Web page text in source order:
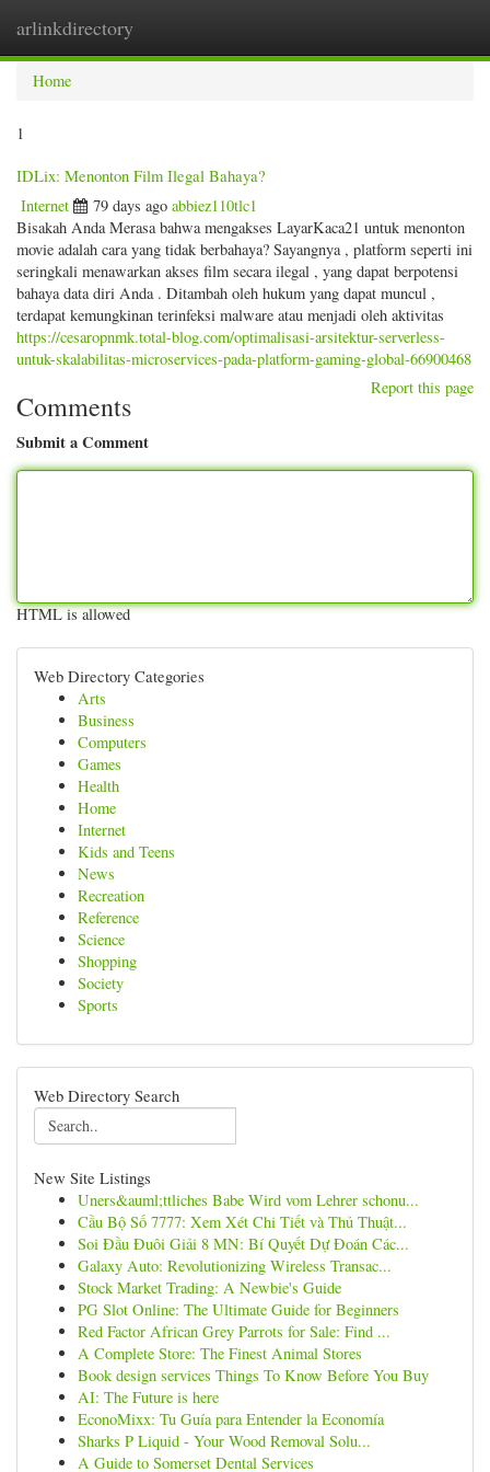
arlinkdirectory
Home
1
IDLix: Menonton Film Ilegal Bahaya?
Internet 79 days ago abbiez110tlc1
Bisakah Anda Merasa bahwa mengakses LayarKaca21 untuk menonton
movie adalah cara yang tidak berbahaya? Sayangnya , platform seperti ini
seringkali menawarkan akses film secara ilegal , yang dapat berpotensi
bahaya data diri Anda . Ditambah oleh hukum yang dapat muncul ,
terdapat kemungkinan terinfeksi malware atau menjadi oleh aktivitas
https://cesaropnmk.total-blog.com/optimalisasi-arsitektur-serverless-
untuk-skalabilitas-microservices-pada-platform-gaming-global-66900468
Report this page
Comments
Submit a Comment
HTML is allowed
Web Directory Categories
Arts
Business
Computers
Games
Health
Home
Internet
Kids and Teens
News
Recreation
Reference
Science
Shopping
Society
Sports
Web Directory Search
New Site Listings
Uners&auml;ttliches Babe Wird vom Lehrer schonu...
Cầu Bộ Số 7777: Xem Xét Chi Tiết và Thủ Thuật...
Soi Đầu Đuôi Giải 8 MN: Bí Quyết Dự Đoán Các...
Galaxy Auto: Revolutionizing Wireless Transac...
Stock Market Trading: A Newbie's Guide
PG Slot Online: The Ultimate Guide for Beginners
Red Factor African Grey Parrots for Sale: Find ...
A Complete Store: The Finest Animal Stores
Book design services Things To Know Before You Buy
AI: The Future is here
EconoMixx: Tu Guía para Entender la Economía
Sharks P Liquid - Your Wood Removal Solu...
A Guide to Somerset Dental Services